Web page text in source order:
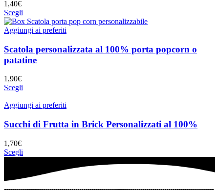
1,40€
Scegli
Aggiungi ai preferiti
Scatola personalizzata al 100% porta popcorn o
patatine
1,90€
Scegli
Aggiungi ai preferiti
Succhi di Frutta in Brick Personalizzati al 100%
1,70€
Scegli